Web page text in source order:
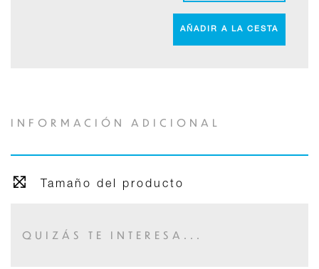
AÑADIR A LA CESTA
INFORMACIÓN ADICIONAL
Tamaño del producto
QUIZÁS TE INTERESA...